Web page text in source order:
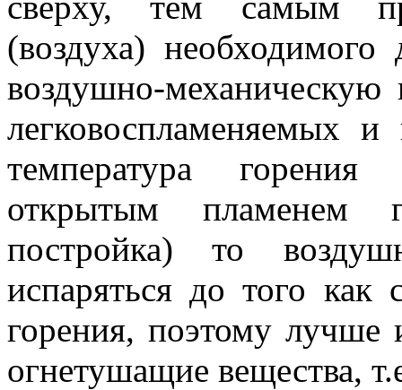
(воздуха)
воздушно-
легковоспламеняемых
температура
открытым пламенем
постройка) то
испаряться до того как
горения, поэтому лучше
огнетушащие вещества,